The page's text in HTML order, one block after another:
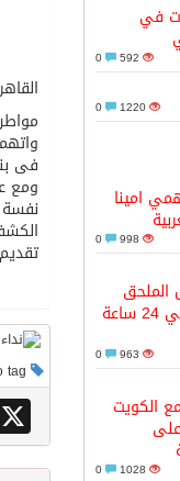
سلمان للطاقة
البيت العتيق
إلى الفضاء
في
592
1220
امينا
998
الملحق
العسكري الإيراني 24 ساعة
963
الكويت
1028
فى
ومع
نفسة
X